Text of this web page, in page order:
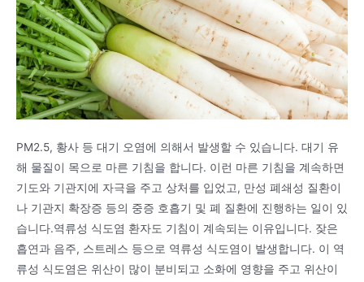
PM2.5, 황사 등 대기 오염에 의해서 발생할 수 있습니다. 대기 유
해 물질이 목으로 마른 기침을 합니다. 이런 마른 기침을 계속하면
기도와 기관지에 자극을 주고 상처를 입었고, 만성 폐쇄성 질환이
나 기관지 확장증 등의 중증 호흡기 및 폐 질환에 진행하는 일이 있
습니다.역류성 식도염 환자도 기침이 계속되는 이유입니다. 잦은
흡연과 음주, 스트레스 등으로 역류성 식도염이 발생합니다. 이 역
류성 식도염은 위산이 많이 분비되고 소화에 영향을 주고 위산이